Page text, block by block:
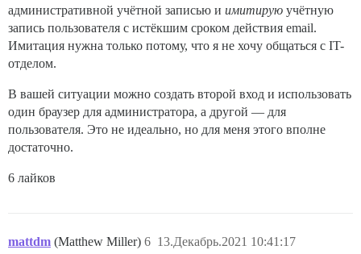
административной учётной записью и имитирую учётную
запись пользователя с истёкшим сроком действия email.
Имитация нужна только потому, что я не хочу общаться с IT-
отделом.
В вашей ситуации можно создать второй вход и использовать
один браузер для администратора, а другой — для
пользователя. Это не идеально, но для меня этого вполне
достаточно.
6 лайков
mattdm (Matthew Miller) 13.Декабрь.2021 10:41:17
6